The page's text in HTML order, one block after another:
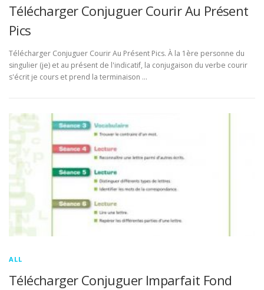
Télécharger Conjuguer Courir Au Présent
Pics
Télécharger Conjuguer Courir Au Présent Pics. À la 1ère personne du
singulier (je) et au présent de l'indicatif, la conjugaison du verbe courir
s'écrit je cours et prend la terminaison …
ALL
Télécharger Conjuguer Imparfait Fond